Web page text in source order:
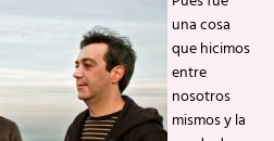
una cosa
que hicimos
entre
nosotros
mismos y la